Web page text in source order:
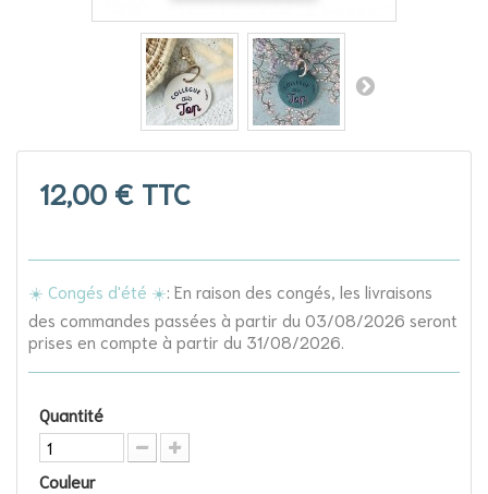
12,00 € TTC
☀️ Congés d'été ☀️: En raison des congés, les livraisons
des commandes passées à partir du 03/08/2026 seront
prises en compte à partir du 31/08/2026.
Quantité
Couleur